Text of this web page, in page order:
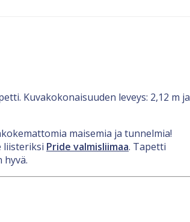
Kuvakokonaisuuden leveys: 2,12 m ja
maisemia ja tunnelmia!
liisteriksi Pride valmisliimaa. Tapetti
hyvä.